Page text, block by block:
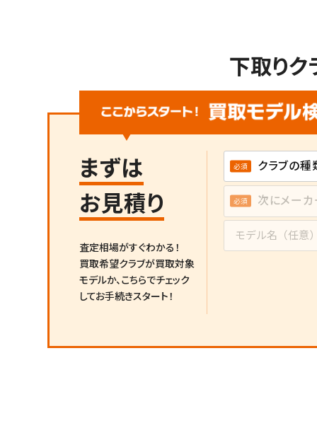
下取りク
まずは
お見積り
査定相場がすぐわかる！
買取希望クラブが買取対象
モデルか、 こちらでチェック
してお手続きスタート！